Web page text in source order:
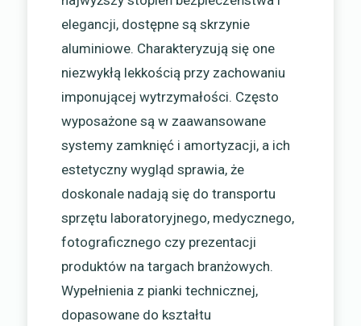
elegancji, dostępne są skrzynie
aluminiowe. Charakteryzują się one
niezwykłą lekkością przy zachowaniu
imponującej wytrzymałości. Często
wyposażone są w zaawansowane
systemy zamknięć i amortyzacji, a ich
estetyczny wygląd sprawia, że
doskonale nadają się do transportu
sprzętu laboratoryjnego, medycznego,
fotograficznego czy prezentacji
produktów na targach branżowych.
Wypełnienia z pianki technicznej,
dopasowane do kształtu